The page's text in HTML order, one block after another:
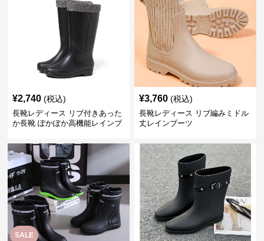
¥2,740 (税込)
長靴レディース リブ付きあった
か長靴 ぽかぽか高機能レインブ
¥3,760 (税込)
長靴レディース リブ編みミドル
丈レインブーツ
SALE